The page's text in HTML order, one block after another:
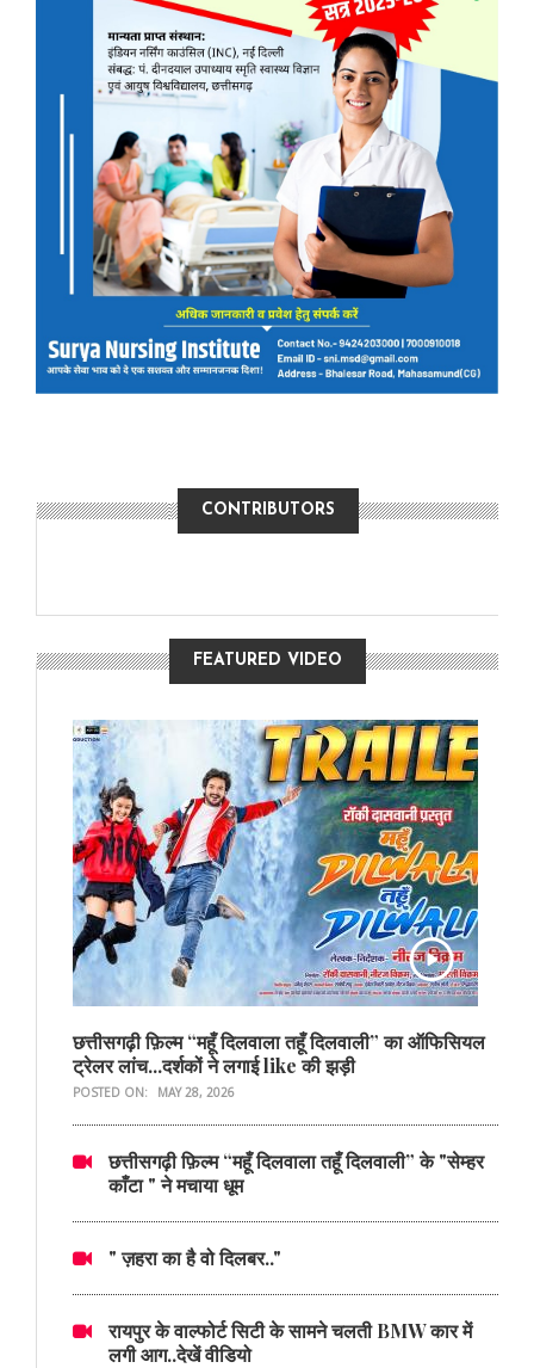
CONTRIBUTORS
FEATURED VIDEO
छत्तीसगढ़ी फ़िल्म “महूँ दिलवाला तहूँ दिलवाली” का ऑफिसियल
ट्रेलर लांच...दर्शकों ने लगाई like की झड़ी
POSTED ON: MAY 28, 2026
छत्तीसगढ़ी फ़िल्म “महूँ दिलवाला तहूँ दिलवाली” के "सेम्हर
काँटा " ने मचाया धूम
" ज़हरा का है वो दिलबर.."
रायपुर के वाल्फोर्ट सिटी के सामने चलती BMW कार में
लगी आग..देखें वीडियो